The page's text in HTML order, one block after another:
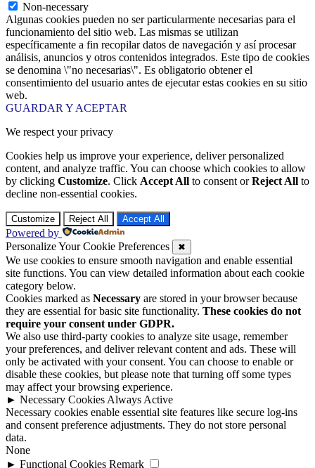
Non-necessary
Algunas cookies pueden no ser particularmente necesarias para el
funcionamiento del sitio web. Las mismas se utilizan
específicamente a fin recopilar datos de navegación y así procesar
análisis, anuncios y otros contenidos integrados. Este tipo de cookies
se denomina \"no necesarias\". Es obligatorio obtener el
consentimiento del usuario antes de ejecutar estas cookies en su sitio
web.
GUARDAR Y ACEPTAR
We respect your privacy
Cookies help us improve your experience, deliver personalized
content, and analyze traffic. You can choose which cookies to allow
by clicking Customize. Click Accept All to consent orReject All to
decline non-essential cookies.
Customize Reject All Accept All
Powered by
Personalize Your Cookie Preferences
✖
We use cookies to ensure smooth navigation and enable essential
site functions. You can view detailed information about each cookie
category below.
Cookies marked as Necessary are stored in your browser because
they are essential for basic site functionality. These cookies do not
require your consent under GDPR.
We also use third-party cookies to analyze site usage, remember
your preferences, and deliver relevant content and ads. These will
only be activated with your consent. You can choose to enable or
disable these cookies, but please note that turning off some types
may affect your browsing experience.
► Necessary Cookies Always Active
Necessary cookies enable essential site features like secure log-ins
and consent preference adjustments. They do not store personal
data.
None
► Functional Cookies Remark